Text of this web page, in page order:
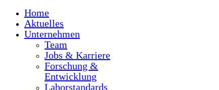
Home
Aktuelles
Unternehmen
Team
Jobs & Karriere
Forschung &
Entwicklung
Laborstandards